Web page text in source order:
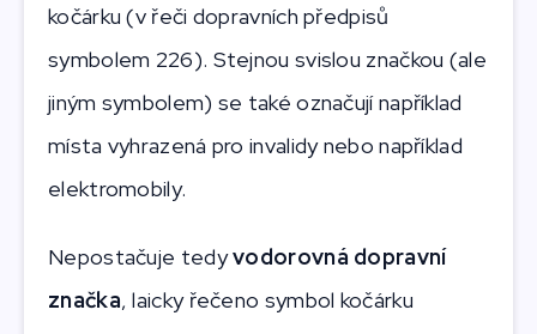
kočárku (v řeči dopravních předpisů
symbolem 226). Stejnou svislou značkou (ale
jiným symbolem) se také označují například
místa vyhrazená pro invalidy nebo například
elektromobily.
Nepostačuje tedyvodorovná dopravní
značka, laicky řečeno symbol kočárku